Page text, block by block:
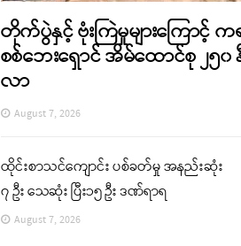
တိုက်ပွဲနှင့် ဗုံးကြဲမှုများကြောင့်
စစ်ဘေးရှောင် အိမ်ထောင်စု ၂၅၀
လာ
August 7, 2026
ထိုင်းစာသင်ကျောင်း ပစ်ခတ်မှု အနည်းဆုံး
၇ ဦး သေဆုံး ပြီး၁၅ ဦး ဒဏ်ရာရ
August 7, 2026